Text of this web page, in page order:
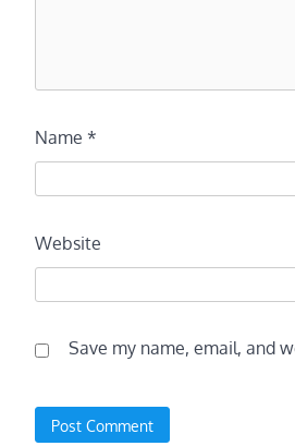
Name *
Website
Save my name, email, and